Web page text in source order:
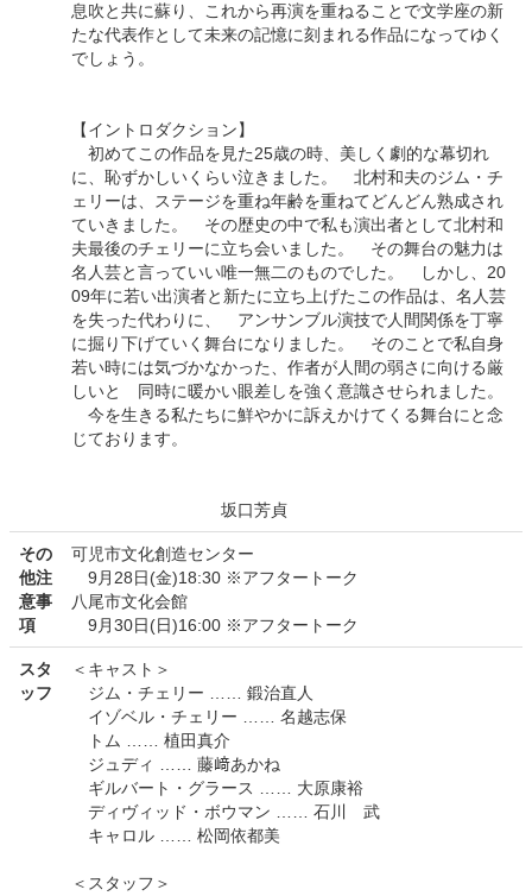
息吹と共に蘇り、これから再演を重ねることで文学座の新
たな代表作として未来の記憶に刻まれる作品になってゆく
でしょう。
【イントロダクション】
初めてこの作品を見た25歳の時、美しく劇的な幕切れ
に、恥ずかしいくらい泣きました。 北村和夫のジム・チ
ェリーは、ステージを重ね年齢を重ねてどんどん熟成され
ていきました。 その歴史の中で私も演出者として北村和
夫最後のチェリーに立ち会いました。 その舞台の魅力は
名人芸と言っていい唯一無二のものでした。 しかし、20
09年に若い出演者と新たに立ち上げたこの作品は、名人芸
を失った代わりに、 アンサンブル演技で人間関係を丁寧
に掘り下げていく舞台になりました。 そのことで私自身
若い時には気づかなかった、作者が人間の弱さに向ける厳
しいと 同時に暖かい眼差しを強く意識させられました。
今を生きる私たちに鮮やかに訴えかけてくる舞台にと念
じております。
坂口芳貞
その
他注
意事
項
可児市文化創造センター
9月28日(金)18:30 ※アフタートーク
八尾市文化会館
9月30日(日)16:00 ※アフタートーク
スタ
ッフ
＜キャスト＞
ジム・チェリー …… 鍛治直人
イゾベル・チェリー …… 名越志保
トム …… 植田真介
ジュディ …… 藤﨑あかね
ギルバート・グラース …… 大原康裕
ディヴィッド・ボウマン …… 石川 武
キャロル …… 松岡依都美
＜スタッフ＞